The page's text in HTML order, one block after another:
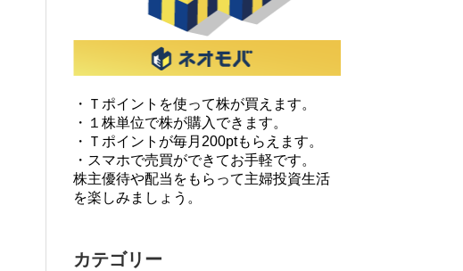
・Ｔポイントを使って株が買えます。
・１株単位で株が購入できます。
・Ｔポイントが毎月200ptもらえます。
・スマホで売買ができてお手軽です。
株主優待や配当をもらって主婦投資生活
を楽しみましょう。
カテゴリー